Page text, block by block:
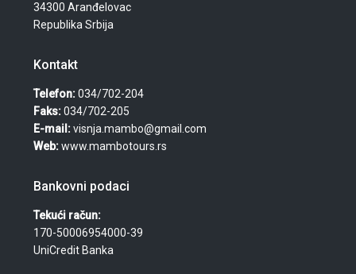
34300 Aranđelovac
Republika Srbija
Kontakt
Telefon:034/702-204
Faks:034/702-205
E-mail:visnja.mambo@gmail.com
Web:www.mambotours.rs
Bankovni podaci
Tekući račun:
170-50006954000-39
UniCredit Banka